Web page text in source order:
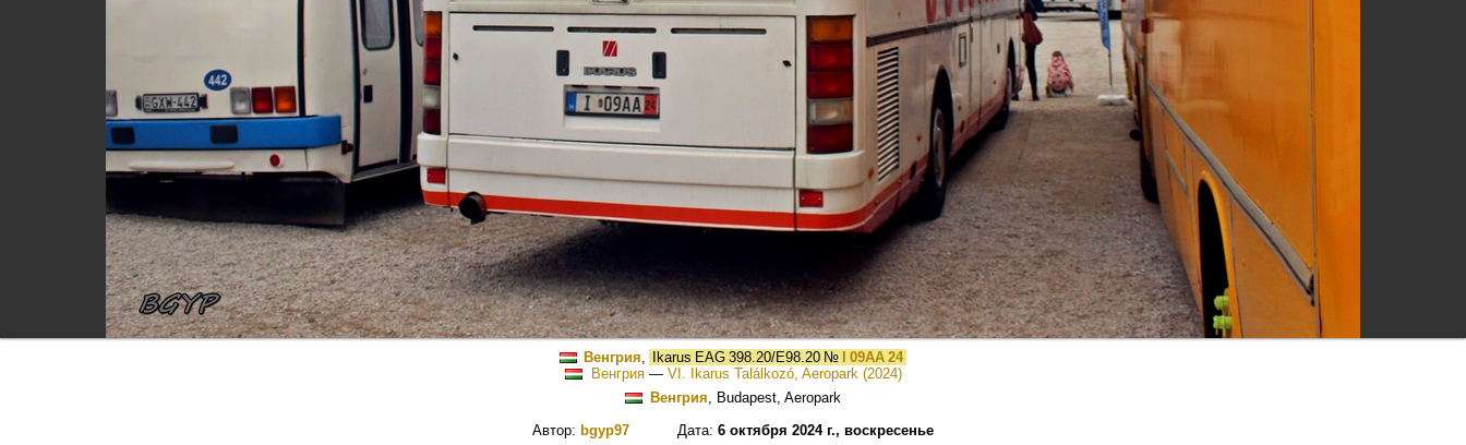
Венгрия, Ikarus EAG 398.20/E98.20 №
I 09AA 24
Венгрия— VI. Ikarus Találkozó, Aeropark (2024)
Венгрия, Budapest, Aeropark
Автор: bgyp97 Дата: 6 октября 2024 г., воскресенье